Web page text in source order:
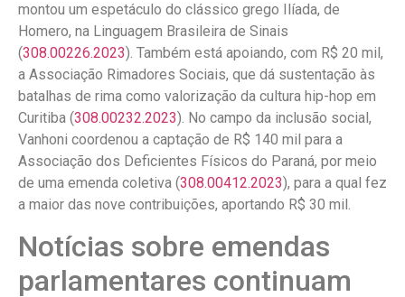
montou um espetáculo do clássico grego Ilíada, de
Homero, na Linguagem Brasileira de Sinais
(308.00226.2023). Também está apoiando, com R$ 20 mil,
a Associação Rimadores Sociais, que dá sustentação às
batalhas de rima como valorização da cultura hip-hop em
Curitiba (308.00232.2023). No campo da inclusão social,
Vanhoni coordenou a captação de R$ 140 mil para a
Associação dos Deficientes Físicos do Paraná, por meio
de uma emenda coletiva (308.00412.2023), para a qual fez
a maior das nove contribuições, aportando R$ 30 mil.
Notícias sobre emendas
parlamentares continuam